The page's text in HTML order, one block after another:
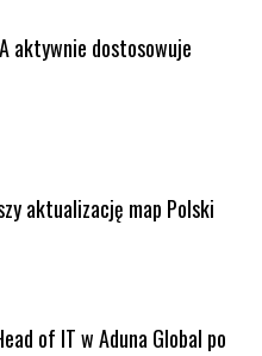
aktywnie dostosowuje
aktualizację map Polski
of IT w Aduna Global po